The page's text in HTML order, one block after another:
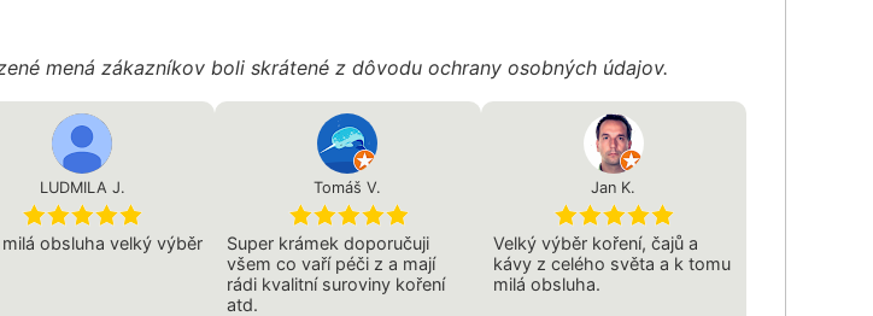
mená zákazníkov boli skrátené z dôvodu ochrany osobných údajov.
LUDMILA J.
obsluha velký výběr
Tomáš V.
Super krámek doporučuji
všem co vaří péči z a mají
rádi kvalitní suroviny koření
atd.
Jan K.
Velký výběr koření, čajů a
kávy z celého světa a k tomu
milá obsluha.